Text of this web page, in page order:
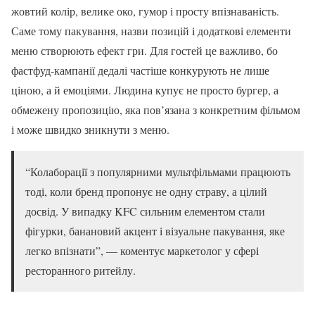
жовтий колір, велике око, гумор і просту впізнаваність.
Саме тому пакування, назви позицій і додаткові елементи
меню створюють ефект гри. Для гостей це важливо, бо
фастфуд-кампанії дедалі частіше конкурують не лише
ціною, а й емоціями. Людина купує не просто бургер, а
обмежену пропозицію, яка пов’язана з конкретним фільмом
і може швидко зникнути з меню.
“Колаборації з популярними мультфільмами працюють
тоді, коли бренд пропонує не одну страву, а цілий
досвід. У випадку KFC сильним елементом стали
фігурки, банановий акцент і візуальне пакування, яке
легко впізнати”, — коментує маркетолог у сфері
ресторанного ритейлу.